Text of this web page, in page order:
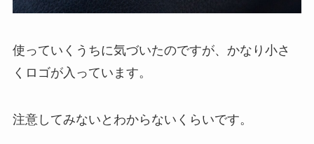
使っていくうちに気づいたのですが、かなり小さ
くロゴが入っています。
注意してみないとわからないくらいです。